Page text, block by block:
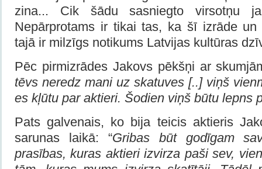
zina... Cik šādu sasniegto virsotņu
Nepārprotams ir tikai tas, ka šī izrāde un
tajā ir milzīgs notikums Latvijas kultūras
Pēc pirmizrādes Jakovs pēkšņi ar
tēvs neredz mani uz skatuves [..] viņš
es kļūtu par aktieri. Šodien viņš būtu lepns
Pats galvenais, ko bija teicis aktieris
sarunas laikā: “Gribas būt godīgam
prasības, kuras aktieri izvirza paši sev,